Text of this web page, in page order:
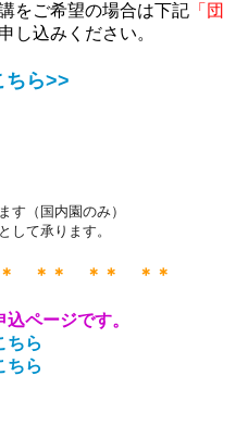
をご希望の場合は下記 「団
し込みください。
ちら>>
す（国内園のみ）
して承ります。
＊＊ ＊＊ ＊＊
ページです。
ちら
ちら